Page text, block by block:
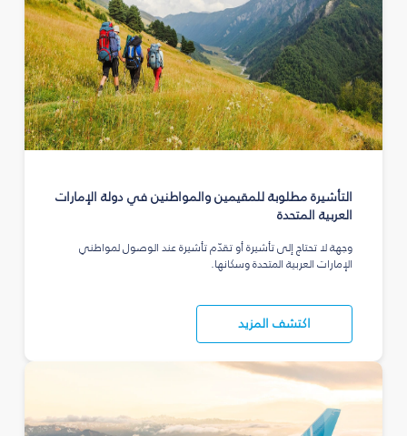
التأشيرة مطلوبة للمقيمين والمواطنين في دولة الإمارات
العربية المتحدة
وجهة لا تحتاج إلى تأشيرة أو تقدّم تأشيرة عند الوصول لمواطني
الإمارات العربية المتحدة وسكانها.
اكتشف المزيد